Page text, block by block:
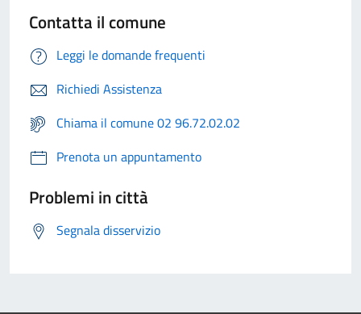
Contatta il comune
Leggi le domande frequenti
Richiedi Assistenza
Chiama il comune 02 96.72.02.02
Prenota un appuntamento
Problemi in città
Segnala disservizio